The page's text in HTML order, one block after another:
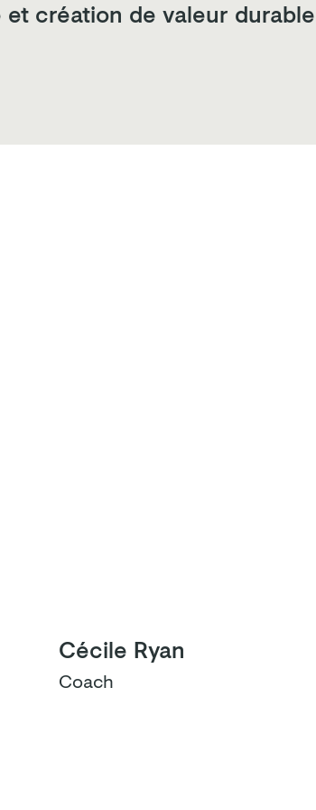
création de valeur
Cécile Ryan
Coach